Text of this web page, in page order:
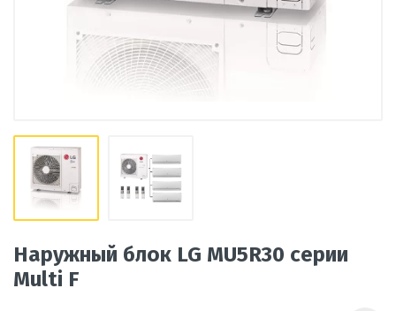
Наружный блок LG MU5R30 серии
Multi F